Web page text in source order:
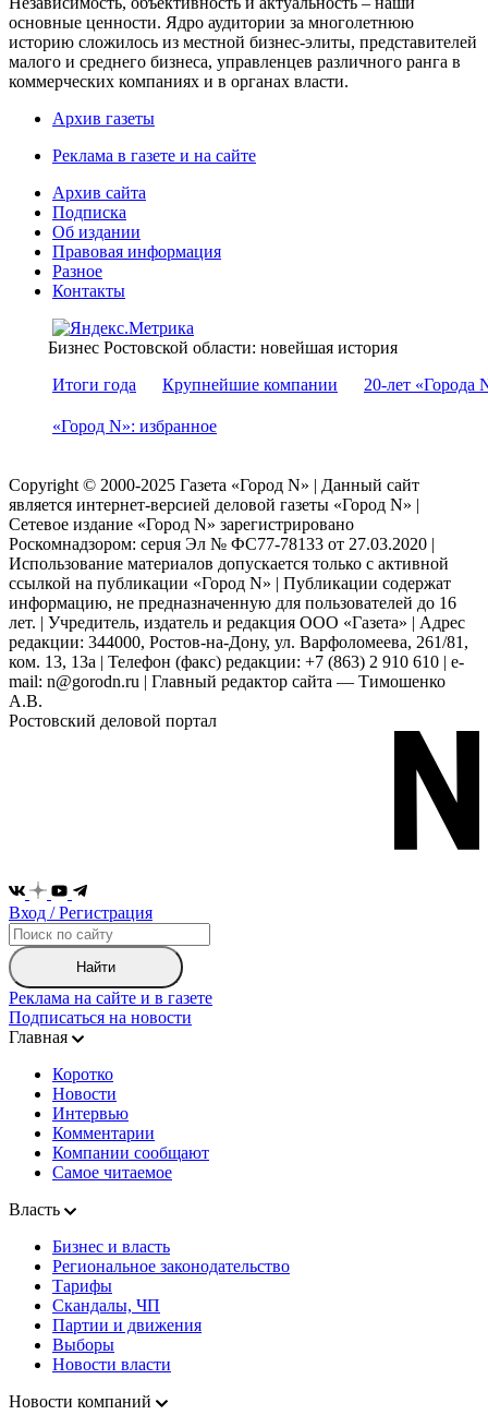
основные ценности. Ядро аудитории за многолетнюю
историю сложилось из местной бизнес-элиты, представителей
малого и среднего бизнеса, управленцев различного ранга в
коммерческих компаниях и в органах власти.
Архив газеты
Реклама в газете и на сайте
Архив сайта
Подписка
Об издании
Правовая информация
Разное
Контакты
Бизнес Ростовской области: новейшая история
Итоги года
Крупнейшие компании 20-лет «Города
«Город N»: избранное
Copyright © 2000-2025 Газета «Город N» | Данный сайт
является интернет-версией деловой газеты «Город N» |
Сетевое издание «Город N» зарегистрировано
Роскомнадзором: серuя Эл № ФС77-78133 от 27.03.2020 |
Использование материалов допускается только с активной
ссылкой на публикации «Город N» | Публикации содержат
информацию, не предназначенную для пользователей до 16
лет. | Учредитель, издатель и редакция ООО «Газета» | Адрес
редакции: 344000, Ростов-на-Дону, ул. Варфоломеева, 261/81,
ком. 13, 13а | Телефон (факс) редакции: +7 (863) 2 910 610 | e-
mail: n@gorodn.ru | Главный редактор сайта — Тимошенко
А.В.
Ростовский деловой портал
Вход / Регистрация
Найти
Реклама на сайте и в газете
Подписаться на новости
Главная
Коротко
Новости
Интервью
Комментарии
Компании сообщают
Самое читаемое
Власть
Бизнес и власть
Региональное законодательство
Тарифы
Скандалы, ЧП
Партии и движения
Выборы
Новости власти
Новости компаний